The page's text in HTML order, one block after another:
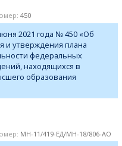
450
2021 года № 450 «Об
и утверждения плана
федеральных
находящихся в
образования
МН-11/419-ЕД/МН-18/806-АО